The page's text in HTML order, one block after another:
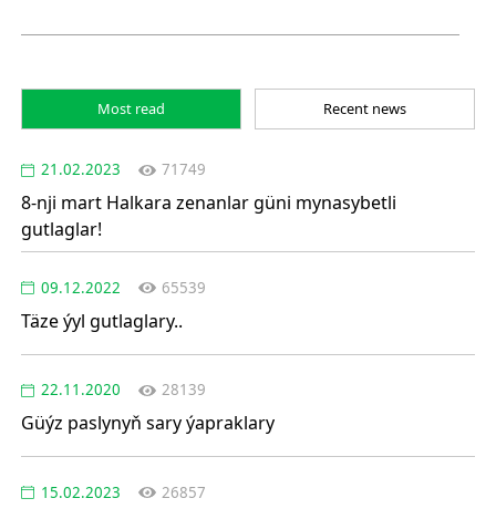
Most read Recent news
21.02.2023 71749
8-nji mart Halkara zenanlar güni mynasybetli
gutlaglar!
09.12.2022 65539
Täze ýyl gutlaglary..
22.11.2020 28139
Güýz paslynyň sary ýapraklary
15.02.2023 26857